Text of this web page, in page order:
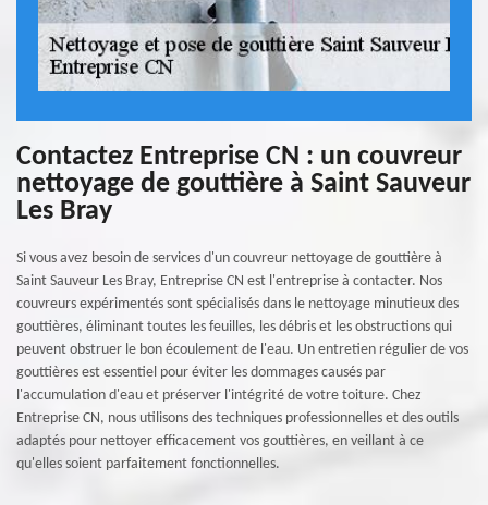
Contactez Entreprise CN : un couvreur
nettoyage de gouttière à Saint Sauveur
Les Bray
Si vous avez besoin de services d'un couvreur nettoyage de gouttière à
Saint Sauveur Les Bray, Entreprise CN est l'entreprise à contacter. Nos
couvreurs expérimentés sont spécialisés dans le nettoyage minutieux des
gouttières, éliminant toutes les feuilles, les débris et les obstructions qui
peuvent obstruer le bon écoulement de l'eau. Un entretien régulier de vos
gouttières est essentiel pour éviter les dommages causés par
l'accumulation d'eau et préserver l'intégrité de votre toiture. Chez
Entreprise CN, nous utilisons des techniques professionnelles et des outils
adaptés pour nettoyer efficacement vos gouttières, en veillant à ce
qu'elles soient parfaitement fonctionnelles.